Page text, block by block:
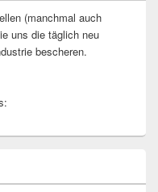
(manchmal auch
uns die täglich neu
bescheren.